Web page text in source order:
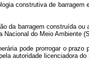
construtiva de
da barragem construída
Nacional do Meio Ambiente
pode prorrogar o
autoridade licenciadora